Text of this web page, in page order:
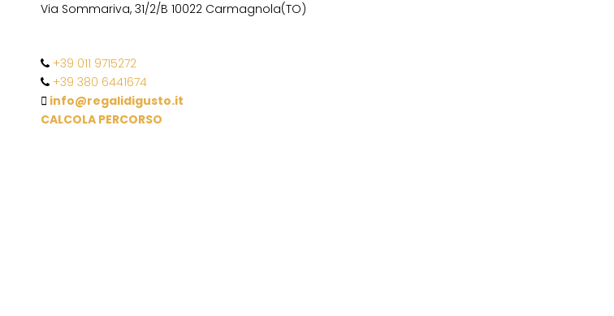
Via Sommariva, 31/2/B 10022 Carmagnola(TO)
+39 011 9715272
+39 380 6441674
info@regalidigusto.it
CALCOLA PERCORSO